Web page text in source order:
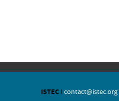
ISTEC I contact@istec.org